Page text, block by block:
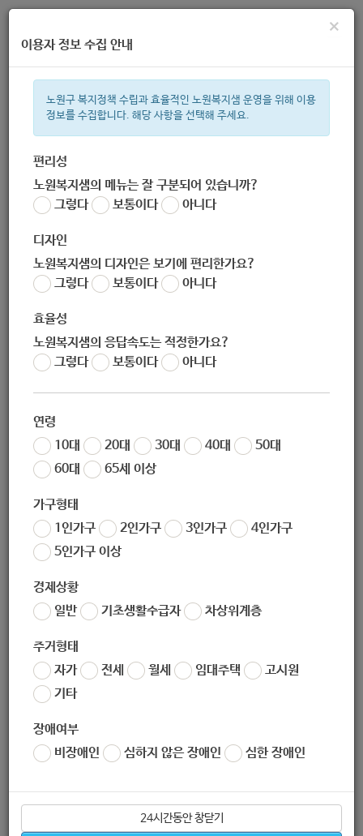
주간 인기검색어
한눈으로 보는 복지 정보
×
이용자 정보 수집 안내
노원구 복지정책 수립과 효율적인 노원복지샘 운영을 위해 이용
정보를 수집합니다. 해당 사항을 선택해 주세요.
편리성
노원복지샘의 메뉴는 잘 구분되어 있습니까?
그렇다
보통이다 아니다
디자인
노원복지샘의 디자인은 보기에 편리한가요?
그렇다
보통이다 아니다
효율성
노원복지샘의 응답속도는 적정한가요?
그렇다
보통이다 아니다
연령
10대
20대 30대 40대
50대
60대
65세 이상
가구형태
1인가구
2인가구 3인가구
4인가구
5인가구 이상
경제상황
일반
기초생활수급자 차상위계층
주거형태
자가
전세 월세 임대주택
고시원
기타
장애여부
비장애인
심하지 않은 장애인 심한 장애인
24시간동안 창닫기
[장애인특화사업 : 장애인치료프
로그램]
지원대상
지원대상 및 인원
(1)놀이치료: 경계선지능 및 장애등급을 받지 않은 특수교육
대상 8~10세 아동 (4명)
(2)음악치료: 발달장애 8~10세 아동 (4명)
(3)특수체육: 발달지연-장애 유아 6~7세 4명 / 발달장애 아
동 8~10세 (4명)
(4)장애아동-청소년 생활체육: 발달장애 아동-청소년
선정기준: 신청 후 치료사와 사전면담 후 참여자 선정